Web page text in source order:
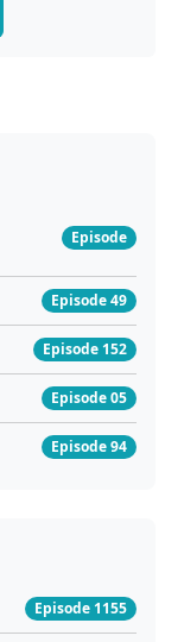
Episode
Episode 49
Episode 152
Episode 05
Episode 94
Episode 1155